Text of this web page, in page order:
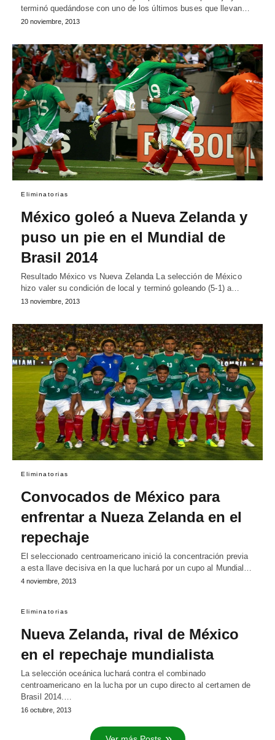
terminó quedándose con uno de los últimos buses que llevan…
20 noviembre, 2013
Eliminatorias
México goleó a Nueva Zelanda y
puso un pie en el Mundial de
Brasil 2014
Resultado México vs Nueva Zelanda La selección de México
hizo valer su condición de local y terminó goleando (5-1) a…
13 noviembre, 2013
Eliminatorias
Convocados de México para
enfrentar a Nueza Zelanda en el
repechaje
El seleccionado centroamericano inició la concentración previa
a esta llave decisiva en la que luchará por un cupo al Mundial…
4 noviembre, 2013
Eliminatorias
Nueva Zelanda, rival de México
en el repechaje mundialista
La selección oceánica luchará contra el combinado
centroamericano en la lucha por un cupo directo al certamen de
Brasil 2014.…
16 octubre, 2013